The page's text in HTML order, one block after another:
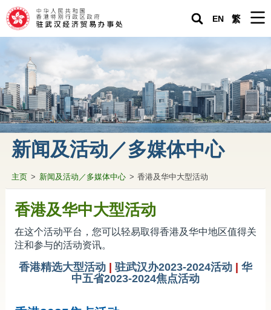
EN 繁
驻武汉经济贸易办事处
紧急求助
关于香港
生活在内地
营商投资在内地
专题资料
驻武汉办通讯
新闻及活动／多媒体中心
香港特区政府驻内地办事处
新闻及活动／多媒体中心
主页 > 新闻及活动／多媒体中心 > 香港及华中大型活动
香港及华中大型活动
在这个活动平台，您可以轻易取得香港及华中地区值得关
注和参与的活动资讯。
香港精选大型活动 驻武汉办2023-2024活动
华
中五省2023-2024焦点活动